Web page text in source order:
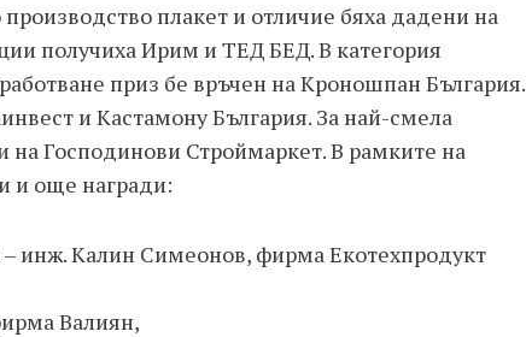
плакет и отличие бяха дадени на
получиха Ирим и ТЕД БЕД. В категория
приз бе връчен на Кроношпан България.
и Кастамону България. За най-смела
на Господинови Строймаркет. В рамките на
и още награди:
инж. Калин Симеонов, фирма Екотехпродукт
Валиян,